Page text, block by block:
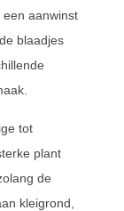
aanwinst
blaadjes
tot
plant
de
kleigrond,